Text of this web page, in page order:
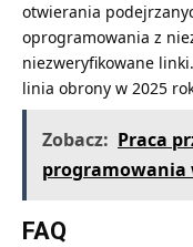
otwierania
oprogramowania z
niezweryfikowane
linia obrony w 2025
Zobacz: Praca
programowania
FAQ